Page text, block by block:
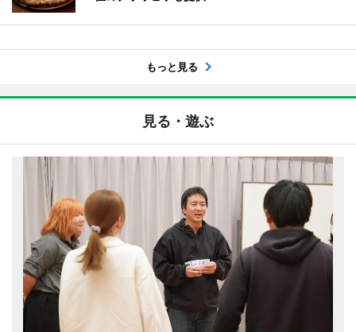
もっと見る
見る・遊ぶ